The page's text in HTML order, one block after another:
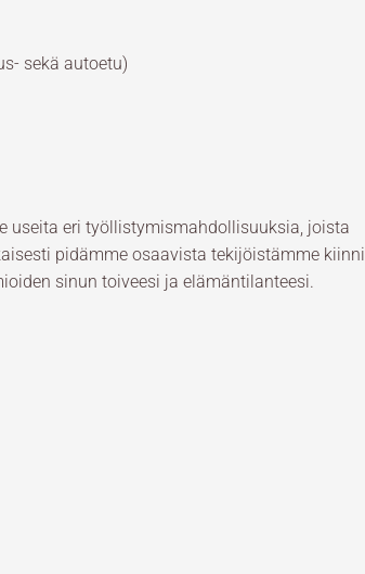
sekä autoetu)
useita eri työllistymismahdollisuuksia, joista
pidämme osaavista tekijöistämme kiinni
sinun toiveesi ja elämäntilanteesi.